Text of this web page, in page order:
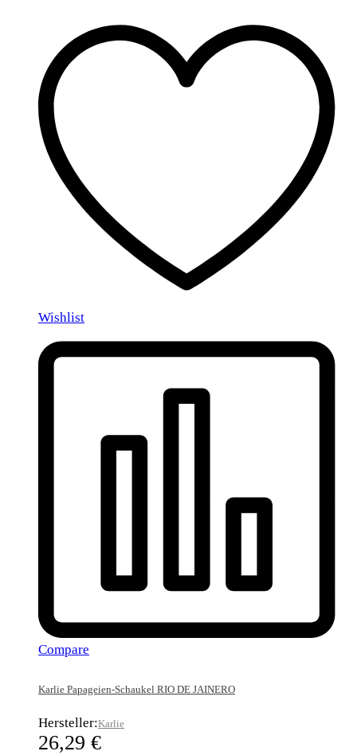
Wishlist
Compare
Karlie Papageien-Schaukel RIO DE JAINERO
Hersteller:Karlie
26,29 €